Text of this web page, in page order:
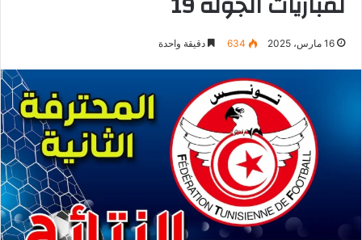
16 مارس، 2025 634 دقيقة واحدة